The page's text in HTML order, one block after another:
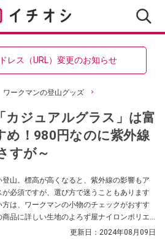
レス（URL）変更のお知らせ
ワークマンの登山グッズ
カジュアルグラス」は富
め！980円なのに紫外線
すが～
山。標高が高くなると、紫外線の影響もア
必須ですが、選び方で迷うこともあります
は、ワークマンの小物のチェックがおすす
品に詳しい生地のよろず屋ナイロンポリエ
と一緒に、登山にも使える「カジュアルグラ
更新日： 2024年08月09日